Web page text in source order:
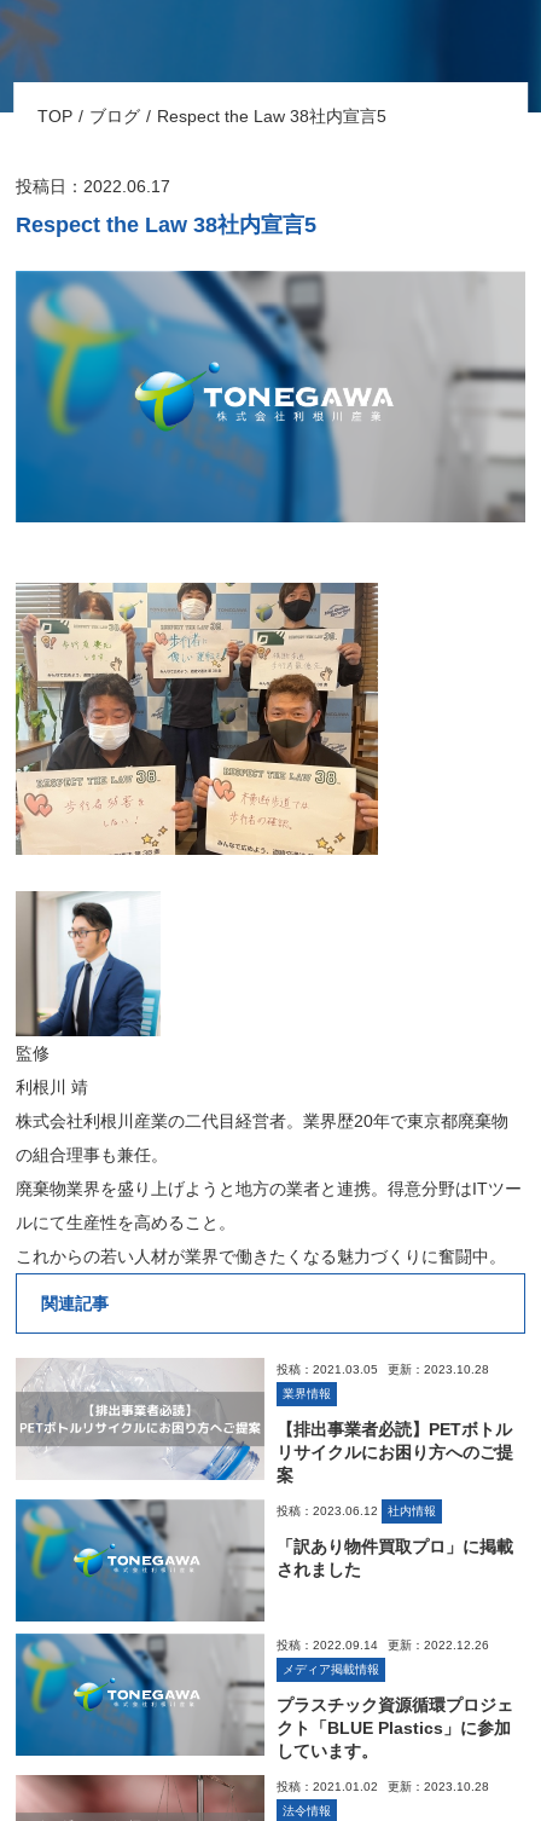
TOP ブログ Respect the Law 38社内宣言5
投稿日：2022.06.17
Respect the Law 38社内宣言5
監修
利根川 靖
株式会社利根川産業の二代目経営者。業界歴20年で東京都廃棄物
の組合理事も兼任。
廃棄物業界を盛り上げようと地方の業者と連携。得意分野はITツー
ルにて生産性を高めること。
これからの若い人材が業界で働きたくなる魅力づくりに奮闘中。
関連記事
投稿：2021.03.05
更新：2023.10.28
業界情報
【排出事業者必読】PETボトル
リサイクルにお困り方へのご提
案
投稿：2023.06.12 社内情報
「訳あり物件買取プロ」に掲載
されました
投稿：2022.09.14
更新：2022.12.26
メディア掲載情報
プラスチック資源循環プロジェ
クト「BLUE Plastics」に参加
しています。
投稿：2021.01.02
更新：2023.10.28
法令情報